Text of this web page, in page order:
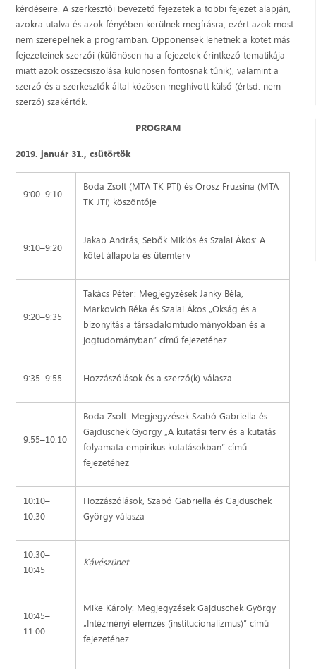
kérdéseire. A szerkesztői bevezető fejezetek a többi fejezet alapján,
azokra utalva és azok fényében kerülnek megírásra, ezért azok most
nem szerepelnek a programban. Opponensek lehetnek a kötet más
fejezeteinek szerzői (különösen ha a fejezetek érintkező tematikája
miatt azok összecsiszolása különösen fontosnak tűnik), valamint a
szerző és a szerkesztők által közösen meghívott külső (értsd: nem
szerző) szakértők.
PROGRAM
2019. január 31., csütörtök
9:00–9:10
Boda Zsolt (MTA TK PTI) és Orosz Fruzsina (MTA
TK JTI) köszöntője
9:10–9:20
Jakab András, Sebők Miklós és Szalai Ákos: A
kötet állapota és ütemterv
9:20–9:35
Takács Péter: Megjegyzések Janky Béla,
Markovich Réka és Szalai Ákos „Okság és a
bizonyítás a társadalomtudományokban és a
jogtudományban” című fejezetéhez
9:35–9:55 Hozzászólások és a szerző(k) válasza
9:55–10:10
Boda Zsolt: Megjegyzések Szabó Gabriella és
Gajduschek György „A kutatási terv és a kutatás
folyamata empirikus kutatásokban” című
fejezetéhez
10:10–
10:30
Hozzászólások, Szabó Gabriella és Gajduschek
György válasza
10:30–
10:45
Kávészünet
10:45–
11:00
Mike Károly: Megjegyzések Gajduschek György
„Intézményi elemzés (institucionalizmus)” című
fejezetéhez